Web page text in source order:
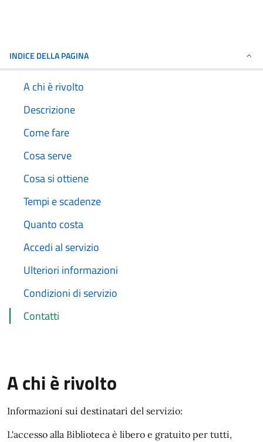
INDICE DELLA PAGINA
A chi è rivolto
Descrizione
Come fare
Cosa serve
Cosa si ottiene
Tempi e scadenze
Quanto costa
Accedi al servizio
Ulteriori informazioni
Condizioni di servizio
Contatti
A chi è rivolto
Informazioni sui destinatari del servizio:
L'accesso alla Biblioteca è libero e gratuito per tutti,